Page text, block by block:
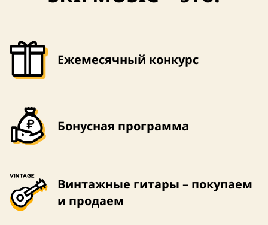
Ежемесячный конкурс
Бонусная программа
Винтажные гитары – покупаем
и продаем